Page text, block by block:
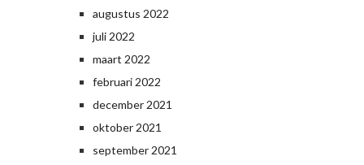
augustus 2022
juli 2022
maart 2022
februari 2022
december 2021
oktober 2021
september 2021